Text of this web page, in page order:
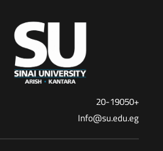
+20-19050
Info@su.edu.eg